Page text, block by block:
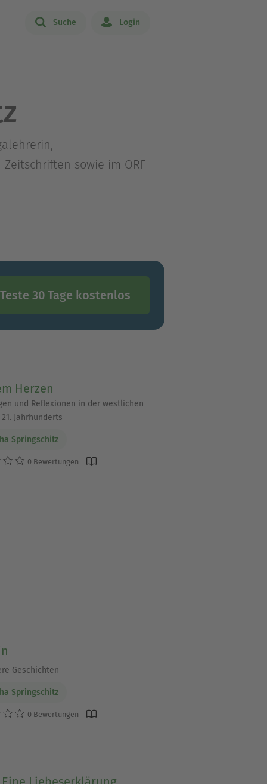
Suche Login
sowie im ORF
Teste 30 Tage kostenlos
Herzen
und Reflexionen in der westlichen
Jahrhunderts
Springschitz
0 Bewertungen
Geschichten
Springschitz
0 Bewertungen